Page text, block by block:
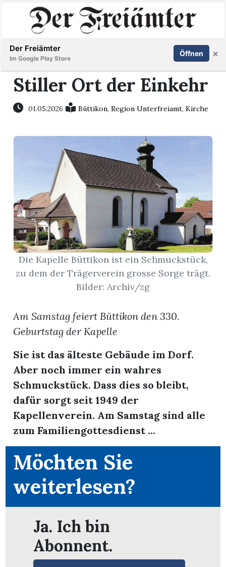
Immobilien
Paper
Newsletter
App
Inserieren Abonnieren Anmelden
Stiller Ort der Einkehr
01.05.2026 Büttikon,Region Unterfreiamt,Kirche
Die Kapelle Büttikon ist ein Schmuckstück,
zu dem der Trägerverein grosse Sorge trägt.
Bilder: Archiv/zg
Am Samstag feiert Büttikon den 330.
Geburtstag der Kapelle
Sie ist das älteste Gebäude im Dorf.
Aber noch immer ein wahres
Schmuckstück. Dass dies so bleibt,
dafür sorgt seit 1949 der
Kapellenverein. Am Samstag sind alle
zum Familiengottesdienst ...
Möchten Sie
weiterlesen?
Ja. Ich bin
Abonnent.
Der Freiämter
Im Google Play Store
Öffnen ×